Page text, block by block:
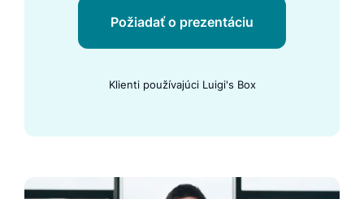
Požiadať o prezentáciu
Klienti používajúci Luigi's Box